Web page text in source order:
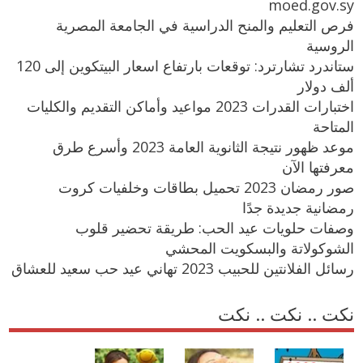
moed.gov.sy
فرص التعليم والمنح الدراسية في الجامعة المصرية
الروسية
ستاندرد تشارترد: توقعات بارتفاع اسعار البيتكوين إلى 120
ألف دولار
اختبارات القدرات 2023 مواعيد وأماكن التقديم والكليات
المتاحة
موعد ظهور نتيجة الثانوية العامة 2023 وأسرع طرق
معرفتها الآن
صور رمضان 2023 تحميل بطاقات وخلفيات كروت
رمضانية جديدة جدًا
وصفات حلويات عيد الحب: طريقة تحضير قلوب
الشوكولاتة والبسكويت المحشي
رسائل الفلانتين للحبيب 2023 تهاني عيد حب سعيد للعشاق
نكت .. نكت .. نكت